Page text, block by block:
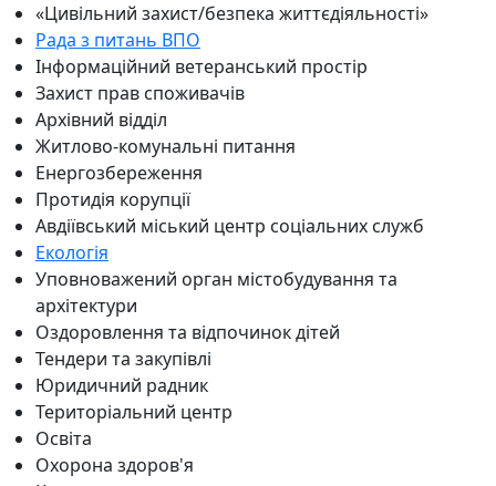
«Цивільний захист/безпека життєдіяльності»
Рада з питань ВПО
Інформаційний ветеранський простір
Захист прав споживачів
Архівний відділ
Житлово-комунальні питання
Енергозбереження
Протидія корупції
Авдіївський міський центр соціальних служб
Екологія
Уповноважений орган містобудування та
архітектури
Оздоровлення та відпочинок дітей
Тендери та закупівлі
Юридичний радник
Територіальний центр
Освіта
Охорона здоров'я